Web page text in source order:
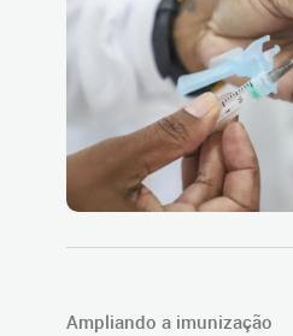
Ampliando a imunização